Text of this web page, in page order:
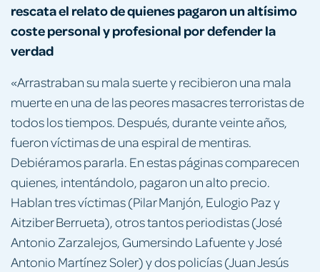
rescata el relato de quienes pagaron un altísimo
coste personal y profesional por defender la
verdad
«Arrastraban su mala suerte y recibieron una mala
muerte en una de las peores masacres terroristas de
todos los tiempos. Después, durante veinte años,
fueron víctimas de una espiral de mentiras.
Debiéramos pararla. En estas páginas comparecen
quienes, intentándolo, pagaron un alto precio.
Hablan tres víctimas (Pilar Manjón, Eulogio Paz y
Aitziber Berrueta), otros tantos periodistas (José
Antonio Zarzalejos, Gumersindo Lafuente y José
Antonio Martínez Soler) y dos policías (Juan Jesús